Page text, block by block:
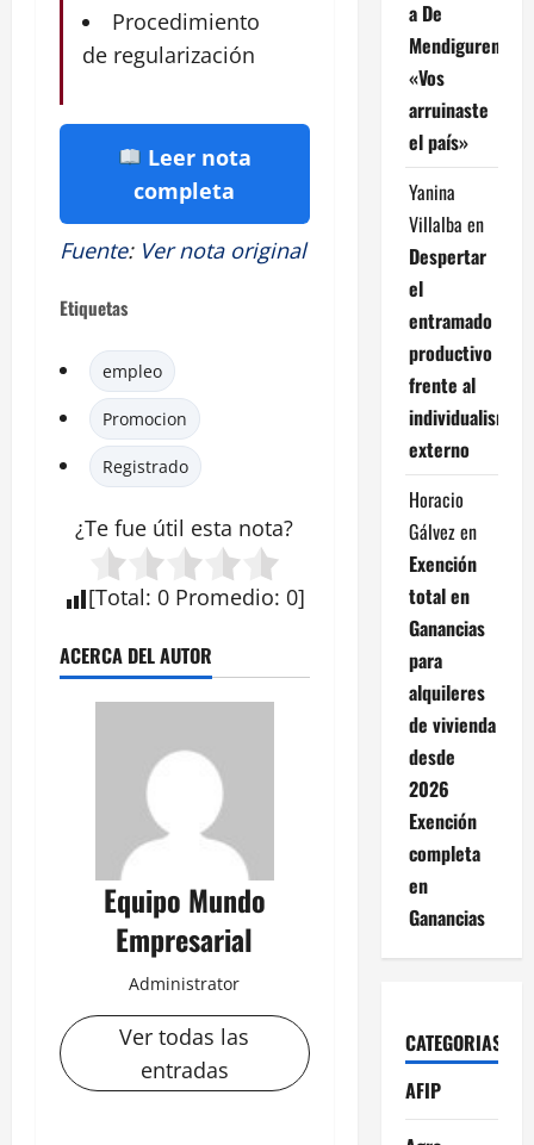
Procedimiento
de regularización
Leer nota
completa
Fuente: Ver nota original
Etiquetas
empleo
Promocion
Registrado
¿Te fue útil esta nota?
[Total: 0 Promedio: 0]
ACERCA DEL AUTOR
Equipo Mundo
Empresarial
Administrator
Ver todas las
entradas
a De
Mendiguren:
«Vos
arruinaste
el país»
Yanina
Villalba en
Despertar
el
entramado
productivo
frente al
individualismo
externo
Horacio
Gálvezen
Exención
total en
Ganancias
para
alquileres
de vivienda
desde
2026
Exención
completa
en
Ganancias
CATEGORIAS
AFIP